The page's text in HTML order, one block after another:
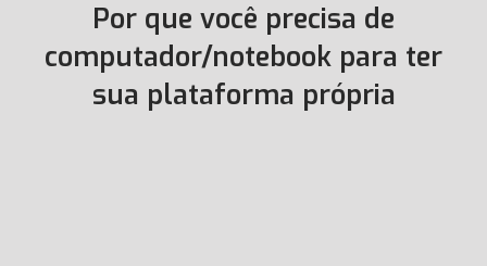
Por que você precisa de
computador/notebook para ter
sua plataforma própria